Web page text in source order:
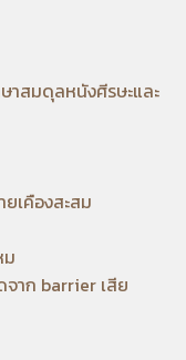
าสมดุลหนังศีรษะและ
ยเคืองสะสม
ม
จาก barrier เสีย